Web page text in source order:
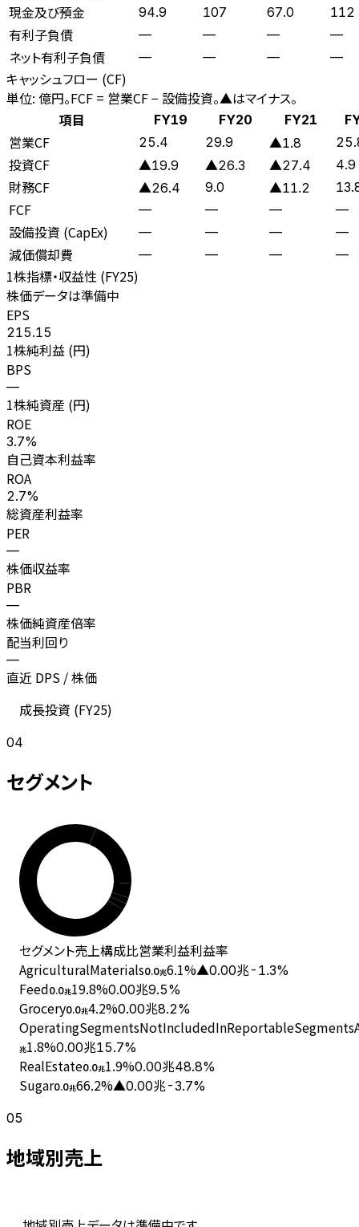
現金及び預金 94.9 107 67.0 112
有利子負債 — — — —
ネット有利子負債 — — — —
キャッシュフロー (CF)
単位: 億円。FCF = 営業CF − 設備投資。▲はマイナス。
項目
FY19 FY20 FY21
営業CF 25.4 29.9 ▲1.8
投資CF ▲19.9 ▲26.3 ▲27.4 4.9
財務CF ▲26.4 9.0 ▲11.2
FCF — — — —
設備投資 (CapEx) — — — —
減価償却費 — — — —
1株指標・収益性 (FY25)
株価データは準備中
EPS
215.15
1株純利益 (円)
BPS
—
1株純資産 (円)
ROE
3.7%
自己資本利益率
ROA
2.7%
総資産利益率
PER
—
株価収益率
PBR
—
株価純資産倍率
配当利回り
—
直近 DPS / 株価
成長投資 (FY25)
04
セグメント
セグメント売上構成比営業利益利益率
AgriculturalMaterials0.0兆6.1%▲0.00兆-1.3%
Feed0.0兆19.8%0.00兆9.5%
Grocery0.0兆4.2%0.00兆8.2%
兆1.8%0.00兆15.7%
RealEstate0.0兆1.9%0.00兆48.8%
Sugar0.0兆66.2%▲0.00兆-3.7%
05
地域別売上